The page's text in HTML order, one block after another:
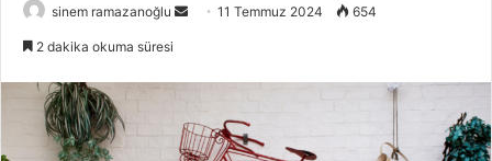
sinem ramazanoğlu
Bir
11 Temmuz 2024 654
2 dakika okuma süresi